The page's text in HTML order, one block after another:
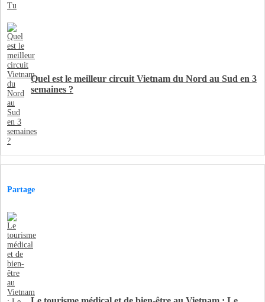
Quel est le meilleur circuit Vietnam du Nord au Sud en 3
semaines ?
Partage